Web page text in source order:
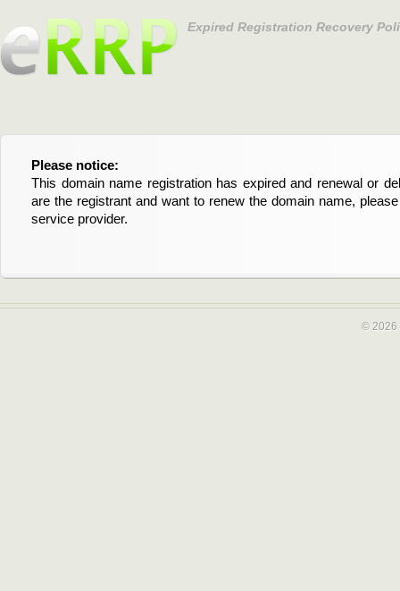
Expired Registration Recovery
Please notice:
This domain name registration has expired and renewal or
are the registrant and want to renew the domain name,
service provider.
Bitte beachten Sie:
Diese Domainregistrierung ist abgelaufen und die
Domain stehen an. Wenn Sie der Registrant sind und
verlängern möchten, kontaktieren Sie bitte Ihren Service-
© 2026